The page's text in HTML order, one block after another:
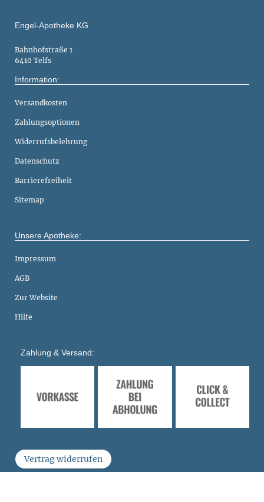
Engel-Apotheke KG
Bahnhofstraße 1
6410 Telfs
Information:
Versandkosten
Zahlungsoptionen
Widerrufsbelehrung
Datenschutz
Barrierefreiheit
Sitemap
Unsere Apotheke:
Impressum
AGB
Zur Website
Hilfe
Zahlung & Versand:
Vertrag widerrufen